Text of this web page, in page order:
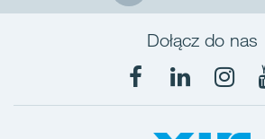
Dołącz do nas
Facebook
LinkedIn